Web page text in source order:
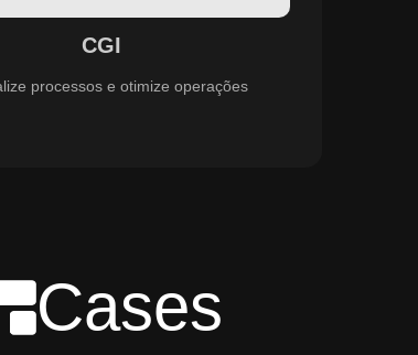
CGI
processos e otimize operações
Cases